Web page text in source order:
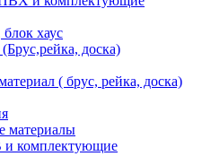
хаус
доска)
( брус, рейка, доска)
материалы
и комплектующие